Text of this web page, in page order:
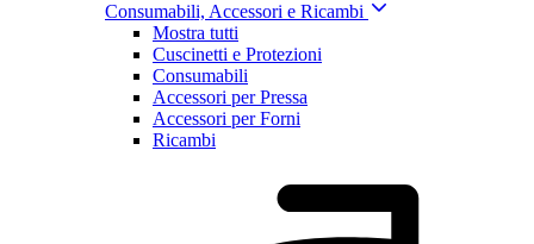
Consumabili, Accessori e Ricambi
Mostra tutti
Cuscinetti e Protezioni
Consumabili
Accessori per Pressa
Accessori per Forni
Ricambi